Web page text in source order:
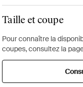
Taille et coupe
Pour connaître la
coupes, consultez la